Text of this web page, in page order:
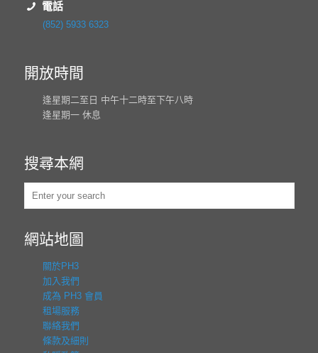
電話
(852) 5933 6323
開放時間
逢星期二至日 中午十二時至下午八時
逢星期一 休息
搜尋本網
網站地圖
關於PH3
加入我們
成為 PH3 會員
租場服務
聯絡我們
條款及細則